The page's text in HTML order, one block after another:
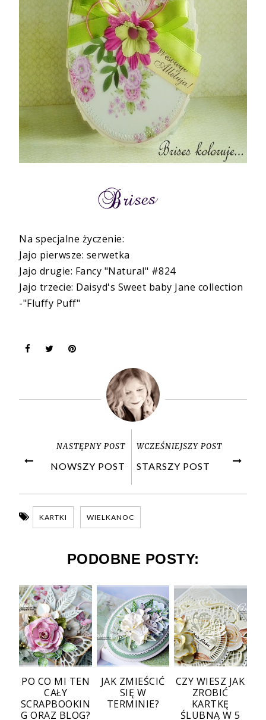
Na specjalne życzenie:
Jajo pierwsze: serwetka
Jajo drugie: Fancy "Natural" #824
Jajo trzecie: Daisyd's Sweet baby Jane collection
-"Fluffy Puff"
NASTĘPNY POST
NOWSZY POST
WCZEŚNIEJSZY POST
STARSZY POST
KARTKI WIELKANOC
PODOBNE POSTY:
PO CO MI TEN
CAŁY
SCRAPBOOKIN
G ORAZ BLOG?
JAK ZMIEŚCIĆ
SIĘ W
TERMINIE?
CZY WIESZ JAK
ZROBIĆ
KARTKĘ
ŚLUBNĄ W 5